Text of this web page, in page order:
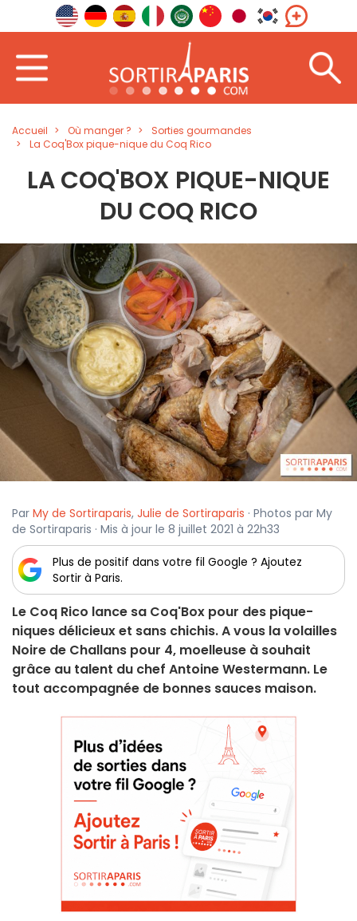
Accueil Où manger ?
Sorties gourmandes
La Coq'Box pique-nique du Coq Rico
LA COQ'BOX PIQUE-NIQUE
DU COQ RICO
Par My de Sortiraparis, Julie de Sortiraparis · Photos par My
de Sortiraparis · Mis à jour le 8 juillet 2021 à 22h33
Plus de positif dans votre fil Google ? Ajoutez
Sortir à Paris.
Le Coq Rico lance sa Coq'Box pour des pique-
niques délicieux et sans chichis. A vous la volailles
Noire de Challans pour 4, moelleuse à souhait
grâce au talent du chef Antoine Westermann. Le
tout accompagnée de bonnes sauces maison.